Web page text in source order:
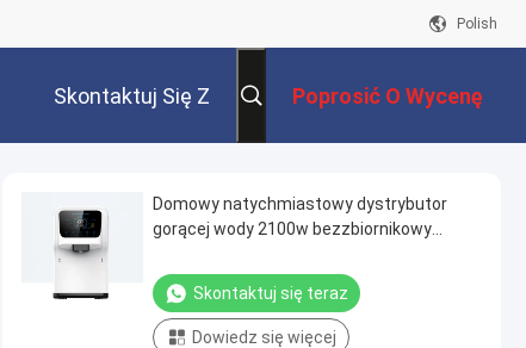
Polish
Skontaktuj Się Z
Nami
Poprosić O Wycenę
Domowy natychmiastowy dystrybutor
gorącej wody 2100w bezzbiornikowy
Skontaktuj się teraz
Dowiedz się więcej